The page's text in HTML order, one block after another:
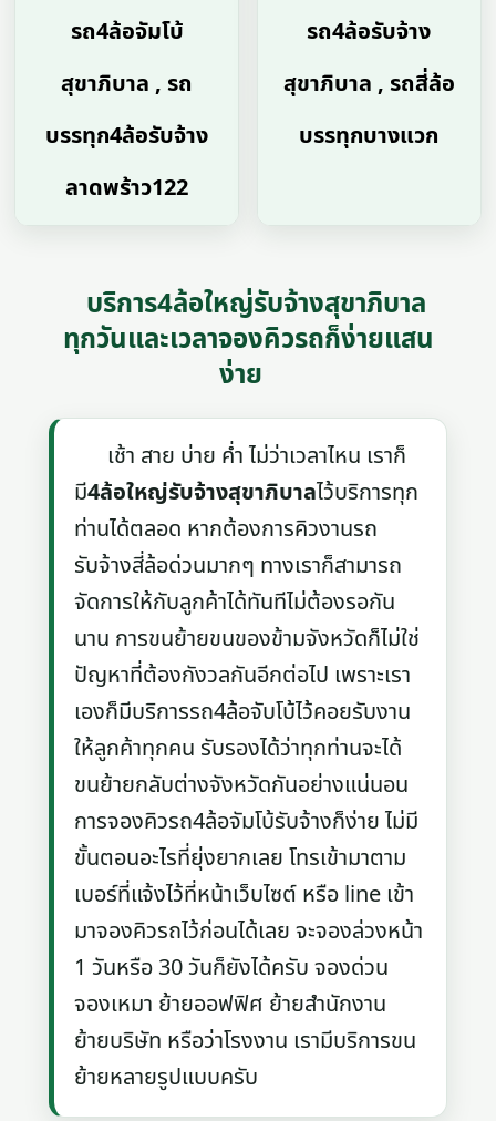
รถ4ล้อจัมโบ้
สุขาภิบาล , รถ
บรรทุก4ล้อรับจ้าง
ลาดพร้าว122
รถ4ล้อรับจ้าง
สุขาภิบาล , รถสี่ล้อ
บรรทุกบางแวก
บริการ4ล้อใหญ่รับจ้างสุขาภิบาล
ทุกวันและเวลาจองคิวรถก็ง่ายแสน
ง่าย
เช้า สาย บ่าย ค่ำ ไม่ว่าเวลาไหน เราก็
มี4ล้อใหญ่รับจ้างสุขาภิบาลไว้บริการทุก
ท่านได้ตลอด หากต้องการคิวงานรถ
รับจ้างสี่ล้อด่วนมากๆ ทางเราก็สามารถ
จัดการให้กับลูกค้าได้ทันทีไม่ต้องรอกัน
นาน การขนย้ายขนของข้ามจังหวัดก็ไม่ใช่
ปัญหาที่ต้องกังวลกันอีกต่อไป เพราะเรา
เองก็มีบริการรถ4ล้อจับโบ้ไว้คอยรับงาน
ให้ลูกค้าทุกคน รับรองได้ว่าทุกท่านจะได้
ขนย้ายกลับต่างจังหวัดกันอย่างแน่นอน
การจองคิวรถ4ล้อจัมโบ้รับจ้างก็ง่าย ไม่มี
ขั้นตอนอะไรที่ยุ่งยากเลย โทรเข้ามาตาม
เบอร์ที่แจ้งไว้ที่หน้าเว็บไซต์ หรือ line เข้า
มาจองคิวรถไว้ก่อนได้เลย จะจองล่วงหน้า
1 วันหรือ 30 วันก็ยังได้ครับ จองด่วน
จองเหมา ย้ายออฟฟิศ ย้ายสำนักงาน
ย้ายบริษัท หรือว่าโรงงาน เรามีบริการขน
ย้ายหลายรูปแบบครับ